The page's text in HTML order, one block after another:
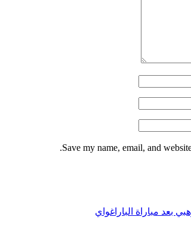
Save my name, email, and
بعد مباراة الباراغواي